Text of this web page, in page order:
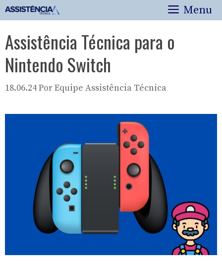
Pular
para
conteúdo
Menu
Assistência Técnica para o
Nintendo Switch
18.06.24PorEquipe Assistência Técnica